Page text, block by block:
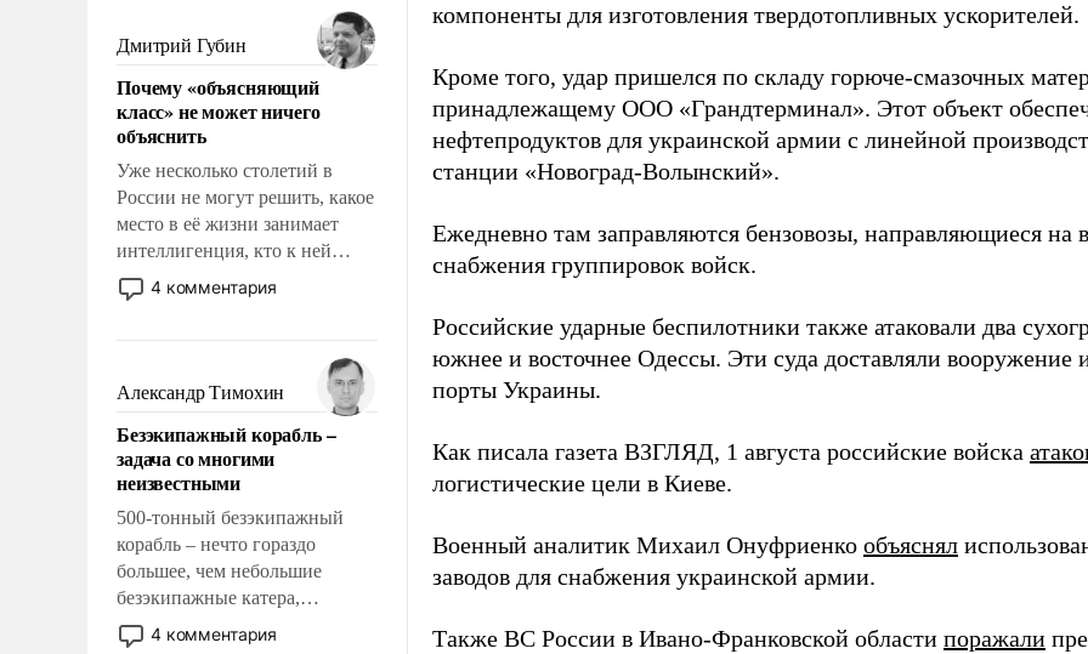
Дмитрий Губин
Почему «объясняющий
класс» не может ничего
объяснить
Уже несколько столетий в
России не могут решить, какое
место в её жизни занимает
интеллигенция, кто к ней
принадлежит, а кого из неё
исключили с правом
чем она отличается от просто
образованных людей. Иногда
казалось, что эти вопросы
решены раз и навсегда, но –
нет, не решены.
4 комментария
Александр Тимохин
Безэкипажный корабль –
задача со многими
неизвестными
500-тонный безэкипажный
корабль – нечто гораздо
большее, чем небольшие
безэкипажные катера,
применение которых уже
4 комментария
компоненты для изготовления твердотопливных ускорителей.
Кроме того, удар пришелся по складу горюче-смазочных
принадлежащему ООО «Грандтерминал». Этот объект
нефтепродуктов для украинской армии с линейной
станции «Новоград-Волынский».
Ежедневно там заправляются бензовозы, направляющиеся на
снабжения группировок войск.
Российские ударные беспилотники также атаковали два
южнее и восточнее Одессы. Эти суда доставляли вооружение
порты Украины.
Как писала газета ВЗГЛЯД, 1 августа российские войска
логистические цели в Киеве.
Военный аналитик Михаил Онуфриенко объяснял
заводов для снабжения украинской армии.
Также ВС России в Ивано-Франковской области поражали